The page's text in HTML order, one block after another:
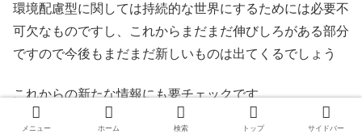
環境配慮型に関しては持続的な世界にするためには必要不
可欠なものですし、これからまだまだ伸びしろがある部分
ですので今後もまだまだ新しいものは出てくるでしょう
これからの新たな情報にも要チェックです
メニュー ホーム 検索 トップ サイドバー